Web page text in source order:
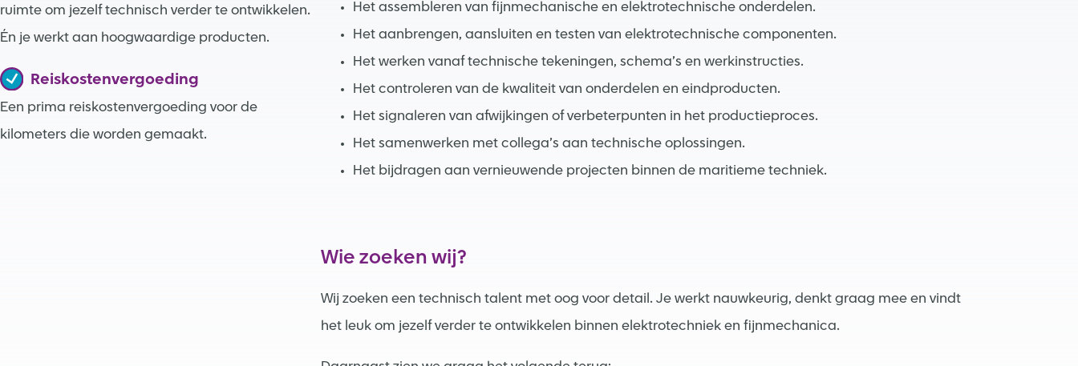
ruimte om jezelf technisch verder te ontwikkelen.
Én je werkt aan hoogwaardige producten.
Reiskostenvergoeding
Een prima reiskostenvergoeding voor de
kilometers die worden gemaakt.
Het assembleren van fijnmechanische en elektrotechnische onderdelen.
Het aanbrengen, aansluiten en testen van elektrotechnische componenten.
Het werken vanaf technische tekeningen, schema’s en werkinstructies.
Het controleren van de kwaliteit van onderdelen en eindproducten.
Het signaleren van afwijkingen of verbeterpunten in het productieproces.
Het samenwerken met collega’s aan technische oplossingen.
Het bijdragen aan vernieuwende projecten binnen de maritieme techniek.
Wie zoeken wij?
Wij zoeken een technisch talent met oog voor detail. Je werkt nauwkeurig, denkt graag mee en vindt
het leuk om jezelf verder te ontwikkelen binnen elektrotechniek en fijnmechanica.